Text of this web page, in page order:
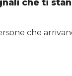
che ti
che